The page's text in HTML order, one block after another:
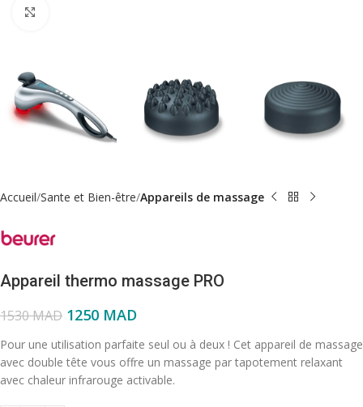
Accueil Sante et Bien-être Appareils de massage
Appareil thermo massage PRO
1530MAD 1250 MAD
Pour une utilisation parfaite seul ou à deux ! Cet appareil de massage
avec double tête vous offre un massage par tapotement relaxant
avec chaleur infrarouge activable.